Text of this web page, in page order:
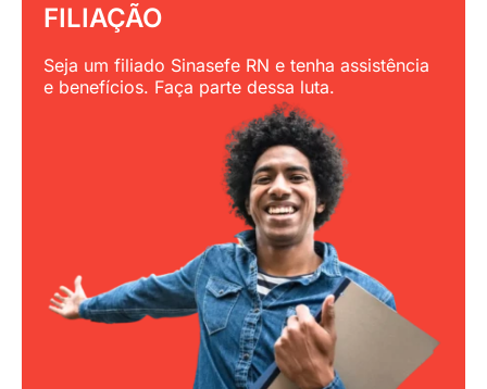
FILIAÇÃO
Seja um filiado Sinasefe RN e tenha assistência
e benefícios. Faça parte dessa luta.